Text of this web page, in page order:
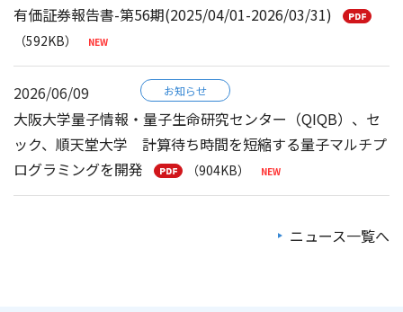
有価証券報告書-第56期(2025/04/01-2026/03/31)
（592KB）
2026/06/09 お知らせ
大阪大学量子情報・量子生命研究センター（QIQB）、セ
ック、順天堂大学 計算待ち時間を短縮する量子マルチプ
ログラミングを開発
（904KB）
ニュース一覧へ